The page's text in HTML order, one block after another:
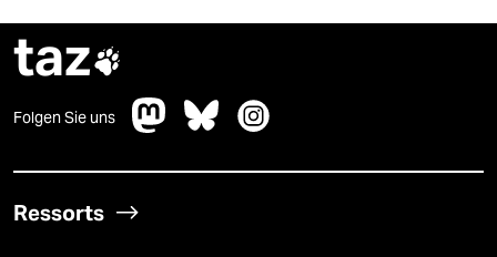
taz
Folgen Sie uns
Ressorts